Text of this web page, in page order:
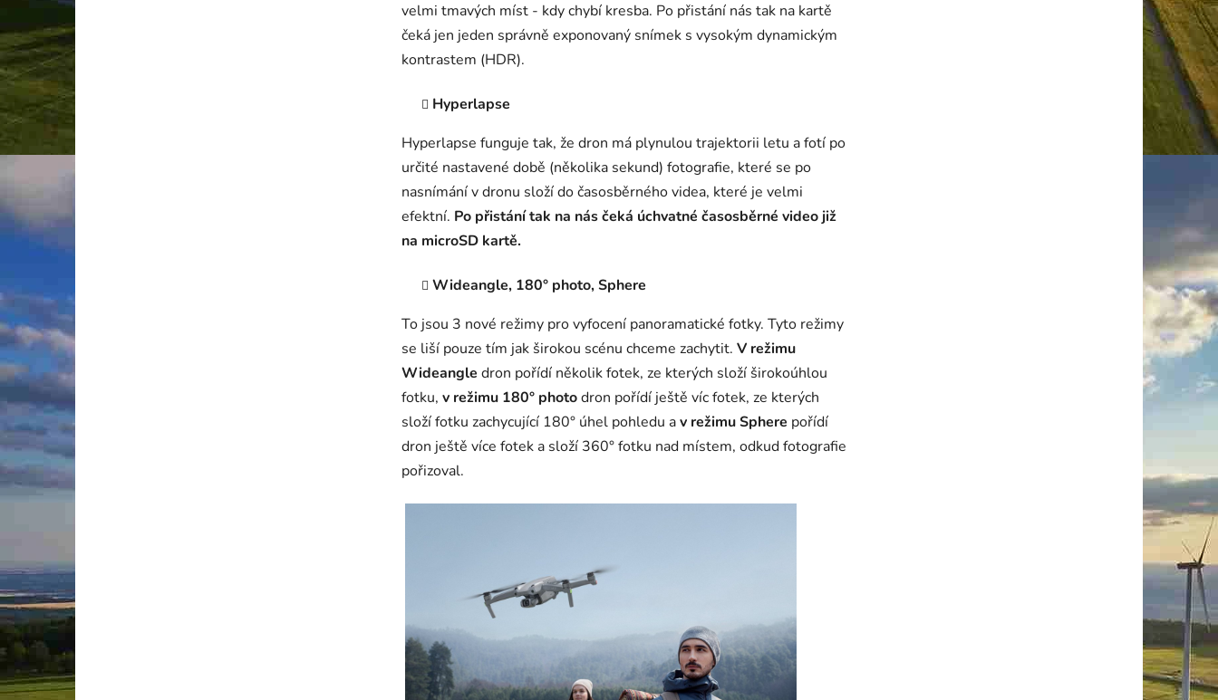
velmi tmavých míst - kdy chybí kresba. Po přistání nás tak na kartě
čeká jen jeden správně exponovaný snímek s vysokým dynamickým
kontrastem (HDR).
Hyperlapse
Hyperlapse funguje tak, že dron má plynulou trajektorii letu a fotí po
určité nastavené době (několika sekund) fotografie, které se po
nasnímání v dronu složí do časosběrného videa, které je velmi
efektní. Po přistání tak na nás čeká úchvatné časosběrné video již
na microSD kartě.
Wideangle, 180° photo, Sphere
To jsou 3 nové režimy pro vyfocení panoramatické fotky. Tyto režimy
se liší pouze tím jak širokou scénu chceme zachytit. V režimu
Wideangle dron pořídí několik fotek, ze kterých složí širokoúhlou
fotku, v režimu 180° photodron pořídí ještě víc fotek, ze kterých
složí fotku zachycující 180° úhel pohledu av režimu Sphere pořídí
dron ještě více fotek a složí 360° fotku nad místem, odkud fotografie
pořizoval.